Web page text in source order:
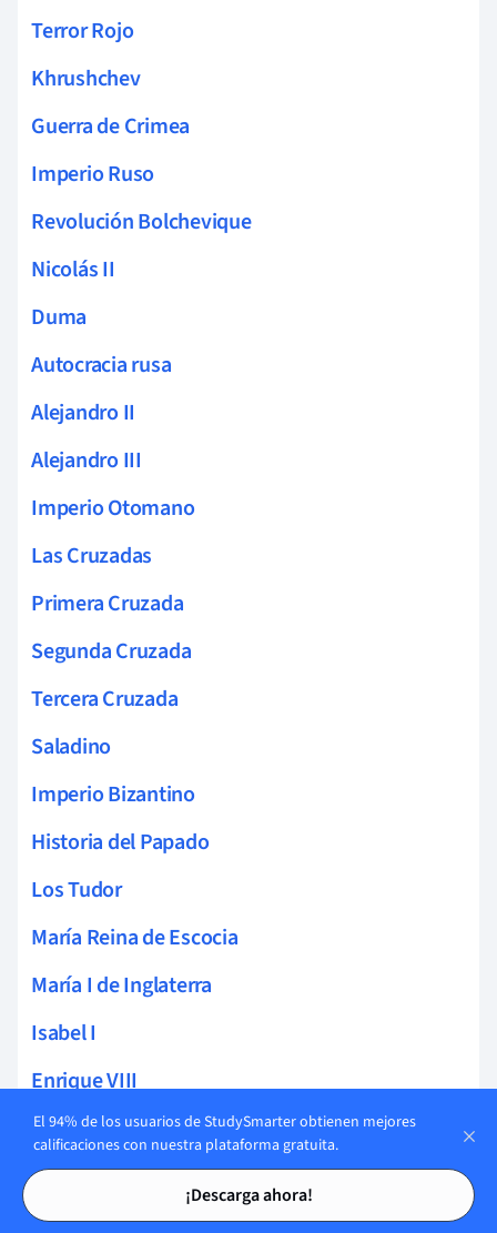
Tarjetas de estudio
Tarjetas de estudio
Terror Rojo
Khrushchev
Guerra de Crimea
Imperio Ruso
Revolución Bolchevique
Nicolás II
Duma
Autocracia rusa
Alejandro II
Alejandro III
Imperio Otomano
Las Cruzadas
Primera Cruzada
Segunda Cruzada
Tercera Cruzada
Saladino
Imperio Bizantino
Historia del Papado
Los Tudor
María Reina de Escocia
María I de Inglaterra
Isabel I
Enrique VIII
Enrique VII
Eduardo VI de Inglaterra
América colonial
El 94% de los usuarios de StudySmarter obtienen mejores
calificaciones con nuestra plataforma gratuita.
¡Descarga ahora!